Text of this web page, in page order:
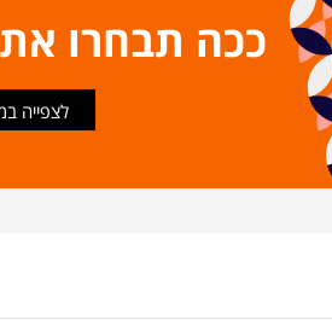
ככה תבחרו
לצפייה